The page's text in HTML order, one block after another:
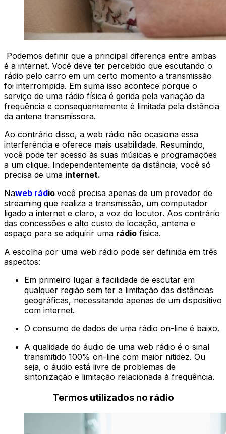
Podemos definir que a principal diferença entre ambas
é a internet. Você deve ter percebido que escutando o
rádio pelo carro em um certo momento a transmissão
foi interrompida. Em suma isso acontece porque o
serviço de uma rádio física é gerida pela variação da
frequência e consequentemente é limitada pela distância
da antena transmissora.
Ao contrário disso, a web rádio não ocasiona essa
interferência e oferece mais usabilidade. Resumindo,
você pode ter acesso às suas músicas e programações
a um clique. Independentemente da distância, você só
precisa de uma internet.
Naweb rádio você precisa apenas de um provedor de
streaming que realiza a transmissão, um computador
ligado a internet e claro, a voz do locutor. Aos contrário
das concessões e alto custo de locação, antena e
espaço para se adquirir uma rádio física.
A escolha por uma web rádio pode ser definida em três
aspectos:
Em primeiro lugar a facilidade de escutar em
qualquer região sem ter a limitação das distâncias
geográficas, necessitando apenas de um dispositivo
com internet.
O consumo de dados de uma rádio on-line é baixo.
A qualidade do áudio de uma web rádio é o sinal
transmitido 100% on-line com maior nitidez. Ou
seja, o áudio está livre de problemas de
sintonização e limitação relacionada à frequência.
Termos utilizados no rádio